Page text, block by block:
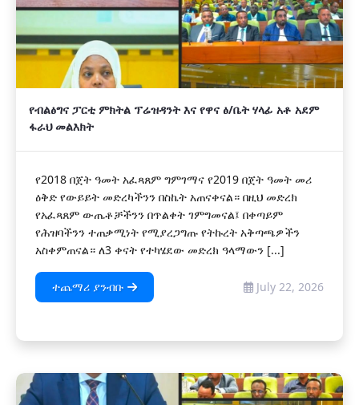
የብልፅግና ፓርቲ ምክትል ፕሬዝዳንት እና የዋና ፅ/ቤት ሃላፊ አቶ አደም
ፋራህ መልእክት
የ2018 በጀት ዓመት አፈጻጸም ግምገማና የ2019 በጀት ዓመት መሪ
ዕቅድ የውይይት መድረካችንን በስኬት አጠናቀናል። በዚህ መድረክ
የአፈጻጸም ውጤቶቻችንን በጥልቀት ገምግመናል፤ በቀጣይም
የሕዝባችንን ተጠቃሚነት የሚያረጋግጡ የትኩረት አቅጣጫዎችን
አስቀምጠናል። ለ3 ቀናት የተካሄደው መድረክ ዓላማውን [...]
ተጨማሪ ያንብቡ July 22, 2026